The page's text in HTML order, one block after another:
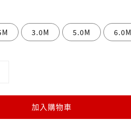
3.0M 5.0M 6.0M
加入購物車